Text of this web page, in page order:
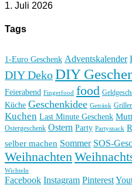
1. Juli 2026
Tags
1-Euro Geschenk Adventskalender
DIY DekoDIY
Feierabend Fingerfood food
Küche Geschenkidee Getränk
Kuchen Last Minute Geschenk
Ostergeschenk Ostern Party Partysnack
selber machen Sommer SOS-
Weihnachten
Wichteln
Facebook Instagram Pinterest